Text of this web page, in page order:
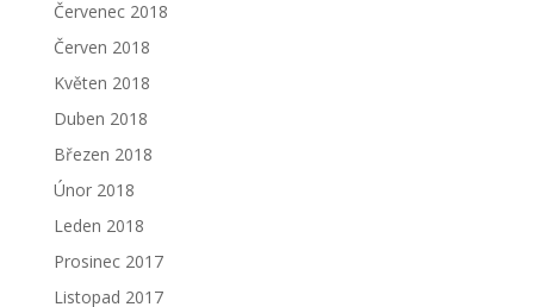
Červenec 2018
Červen 2018
Květen 2018
Duben 2018
Březen 2018
Únor 2018
Leden 2018
Prosinec 2017
Listopad 2017